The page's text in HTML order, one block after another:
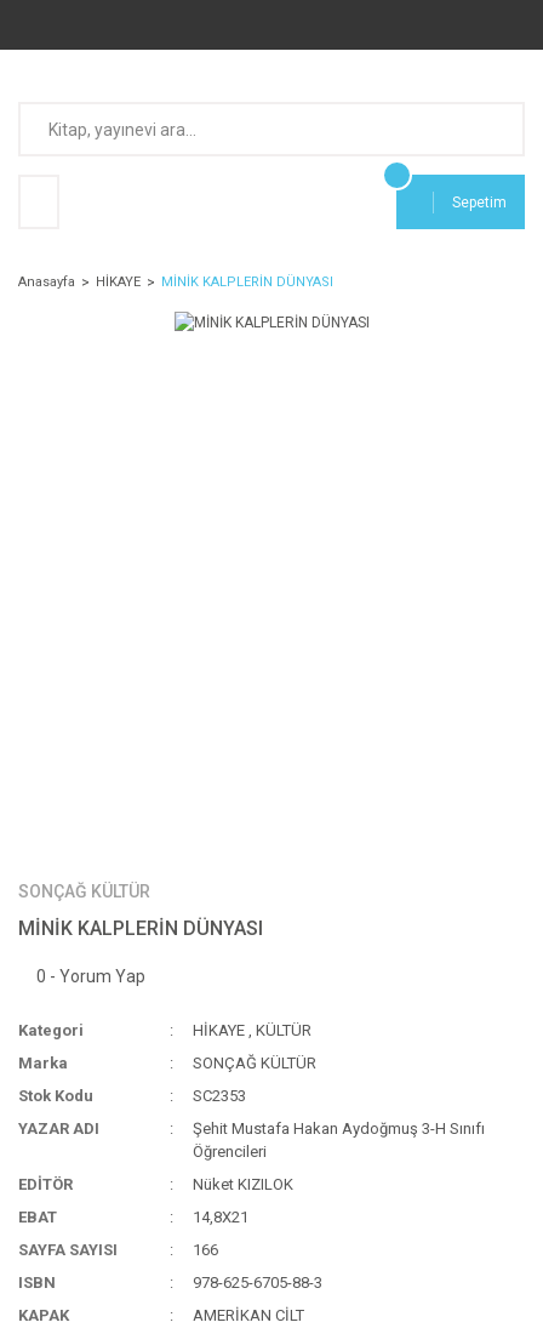
Sepetim
Anasayfa HİKAYE MİNİK KALPLERİN DÜNYASI
SONÇAĞ KÜLTÜR
MİNİK KALPLERİN DÜNYASI
0 - Yorum Yap
Kategori HİKAYE ,KÜLTÜR
Marka
SONÇAĞ KÜLTÜR
Stok Kodu
SC2353
YAZAR ADI
Şehit Mustafa Hakan Aydoğmuş 3-H Sınıfı
Öğrencileri
EDİTÖR
Nüket KIZILOK
EBAT
14,8X21
SAYFA SAYISI
166
ISBN
978-625-6705-88-3
KAPAK
AMERİKAN CİLT